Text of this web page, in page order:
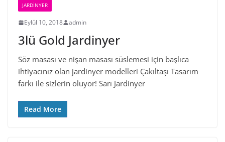
JARDINYER
Eylül 10, 2018 admin
3lü Gold Jardinyer
Söz masası ve nişan masası süslemesi için başlıca
ihtiyacınız olan jardinyer modelleri Çakıltaşı Tasarım
farkı ile sizlerin oluyor! Sarı Jardinyer
Read More